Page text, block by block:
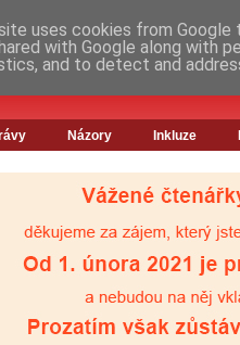
Názory Inkluze
uses cookies from Google
with Google along with
and to detect and